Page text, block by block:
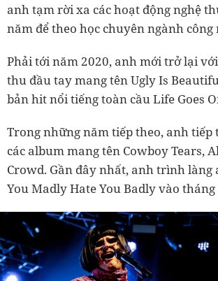
anh tạm rời xa các hoạt động nghệ
năm để theo học chuyên ngành công
Phải tới năm 2020, anh mới trở lại
thu đầu tay mang tên Ugly Is
bản hit nổi tiếng toàn cầu Life Goes
Trong những năm tiếp theo, anh tiếp
các album mang tên Cowboy Tears,
Crowd. Gần đây nhất, anh trình làng
You Madly Hate You Badly vào tháng